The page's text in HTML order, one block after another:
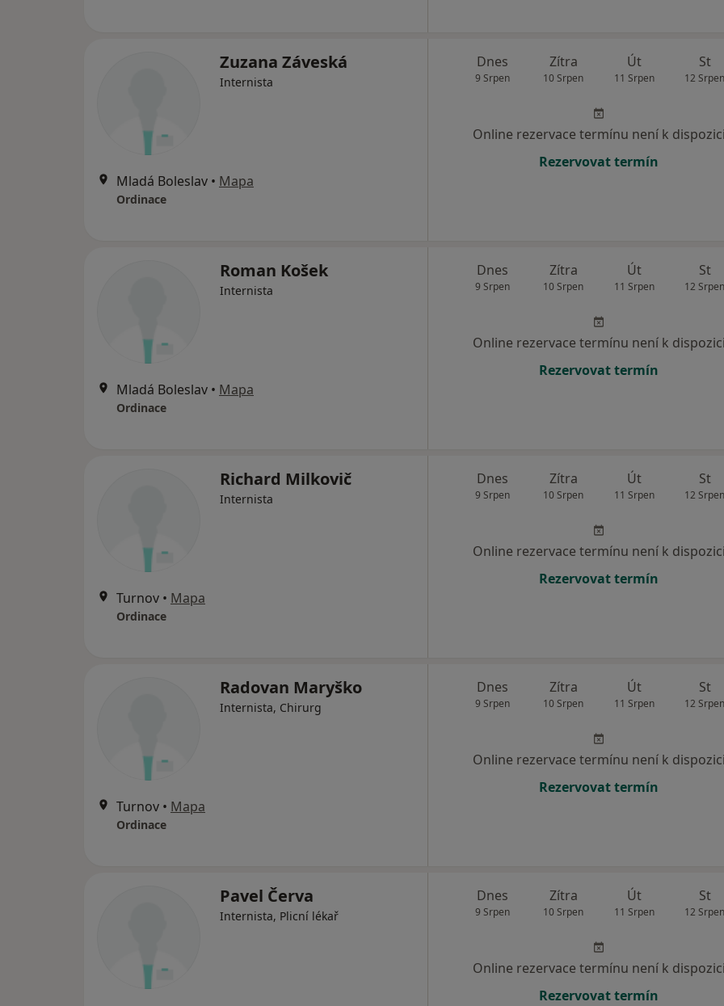
Zuzana Záveská
Internista
Mladá Boleslav • Mapa
Ordinace
Dnes
9 Srpen
Zítra
10 Srpen
Út
11 Srpen
St
12 Srpen
Online rezervace termínu není k dispozici
Rezervovat termín
Roman Košek
Internista
Mladá Boleslav • Mapa
Ordinace
Dnes
9 Srpen
Zítra
10 Srpen
Út
11 Srpen
St
12 Srpen
Online rezervace termínu není k dispozici
Rezervovat termín
Richard Milkovič
Internista
Turnov • Mapa
Ordinace
Dnes
9 Srpen
Zítra
10 Srpen
Út
11 Srpen
St
12 Srpen
Online rezervace termínu není k dispozici
Rezervovat termín
Radovan Maryško
Internista, Chirurg
Turnov • Mapa
Ordinace
Dnes
9 Srpen
Zítra
10 Srpen
Út
11 Srpen
St
12 Srpen
Online rezervace termínu není k dispozici
Rezervovat termín
Pavel Červa
Internista, Plicní lékař
Dnes
9 Srpen
Zítra
10 Srpen
Út
11 Srpen
St
12 Srpen
Online rezervace termínu není k dispozici
Rezervovat termín